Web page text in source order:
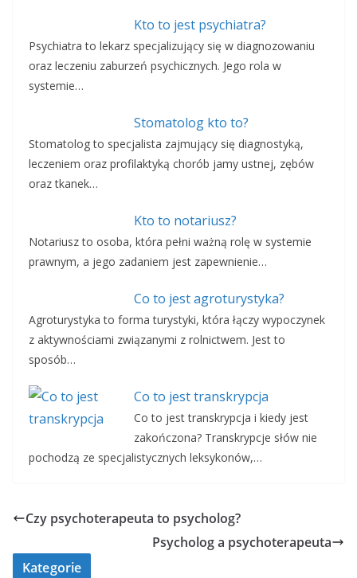
Kto to jest psychiatra?
Psychiatra to lekarz specjalizujący się w diagnozowaniu
oraz leczeniu zaburzeń psychicznych. Jego rola w
systemie…
Stomatolog kto to?
Stomatolog to specjalista zajmujący się diagnostyką,
leczeniem oraz profilaktyką chorób jamy ustnej, zębów
oraz tkanek…
Kto to notariusz?
Notariusz to osoba, która pełni ważną rolę w systemie
prawnym, a jego zadaniem jest zapewnienie…
Co to jest agroturystyka?
Agroturystyka to forma turystyki, która łączy wypoczynek
z aktywnościami związanymi z rolnictwem. Jest to
sposób…
Co to jest transkrypcja
Co to jest transkrypcja i kiedy jest
zakończona? Transkrypcje słów nie
pochodzą ze specjalistycznych leksykonów,…
Czy psychoterapeuta to psycholog?
Psycholog a psychoterapeuta
Kategorie